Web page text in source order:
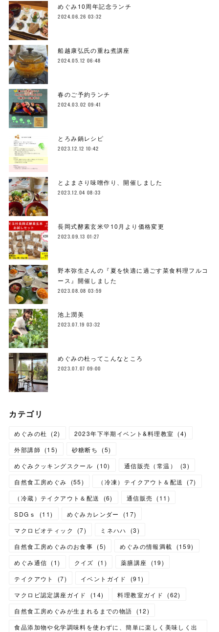
めぐみ10周年記念ランチ
2024.06.26 03:32
船越康弘氏の重ね煮講座
2024.05.12 06:48
春のご予約ランチ
2024.03.02 09:41
とろみ鍋レシピ
2023.12.12 10:42
とよまさり味噌作り、開催しました
2023.12.04 08:33
長岡式酵素玄米💛10月より価格変更
2023.09.13 01:27
野本弥生さんの『夏を快適に過ごす菜食料理フルコ
ース』開催しました
2023.08.08 03:59
池上潤美
2023.07.19 03:32
めぐみの杜ってこんなところ
2023.07.07 09:00
カテゴリ
めぐみの杜 (2) 2023年下半期イベント&料理教室 (4)
外部講師 (15) 砂糖断ち (5)
めぐみクッキングスクール (10) 通信販売（常温） (3)
自然食工房めぐみ
(55) （冷凍）テイクアウト＆配送 (7)
（冷蔵）テイクアウト＆配送
(6) 通信販売 (11 )
SDGｓ
(11) めぐみカレンダー (17)
マクロビオティック
(7) ミネハハ (3)
自然食工房めぐみのお食事 (5) めぐみの情報満載 (159)
めぐみ通信 (1) クイズ (1 ) 薬膳講座 (19)
テイクアウト
(7) イベントガイド (91)
マクロビ認定講座ガイド
(14) 料理教室ガイド (62)
自然食工房めぐみが生まれるまでの物語
(12)
食品添加物や化学調味料を使わずに、簡単に楽しく美味しく出